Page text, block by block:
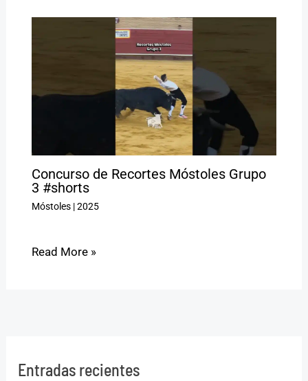
Concurso de Recortes Móstoles Grupo
3 #shorts
Móstoles|2025
Read More »
Entradas recientes